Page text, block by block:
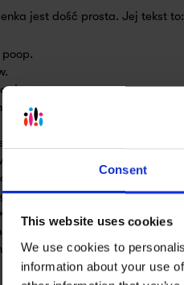
Consent
This website uses cookies
We use cookies to
information about your use
jest dość prosta. Jej tekst to:
poop.
Bravo! Wow!
poop.
clean.
and trees
green.
poop.
Bravo! Wow!!!